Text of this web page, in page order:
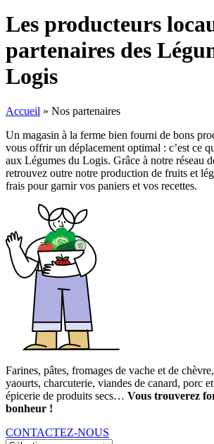
Les producteurs
partenaires des
Logis
Accueil » Nos partenaires
Un magasin à la ferme bien fourni de bons
vous offrir un déplacement optimal : c’est ce
aux Légumes du Logis. Grâce à notre réseau
retrouvez outre notre production de fruits et
frais pour garnir vos paniers et vos recettes.
Farines, pâtes, fromages de vache et de
yaourts, charcuterie, viandes de canard, porc
épicerie de produits secs… Vous trouverez
bonheur !
CONTACTEZ-NOUS